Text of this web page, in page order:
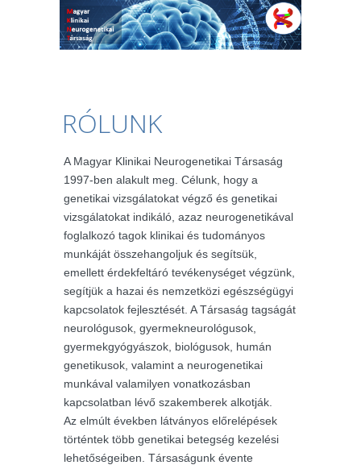
RÓLUNK
A Magyar Klinikai Neurogenetikai Társaság
1997-ben alakult meg. Célunk, hogy a
genetikai vizsgálatokat végző és genetikai
vizsgálatokat indikáló, azaz neurogenetikával
foglalkozó tagok klinikai és tudományos
munkáját összehangoljuk és segítsük,
emellett érdekfeltáró tevékenységet végzünk,
segítjük a hazai és nemzetközi egészségügyi
kapcsolatok fejlesztését. A Társaság tagságát
neurológusok, gyermekneurológusok,
gyermekgyógyászok, biológusok, humán
genetikusok, valamint a neurogenetikai
munkával valamilyen vonatkozásban
kapcsolatban lévő szakemberek alkotják.
Az elmúlt években látványos előrelépések
történtek több genetikai betegség kezelési
lehetőségeiben. Társaságunk évente